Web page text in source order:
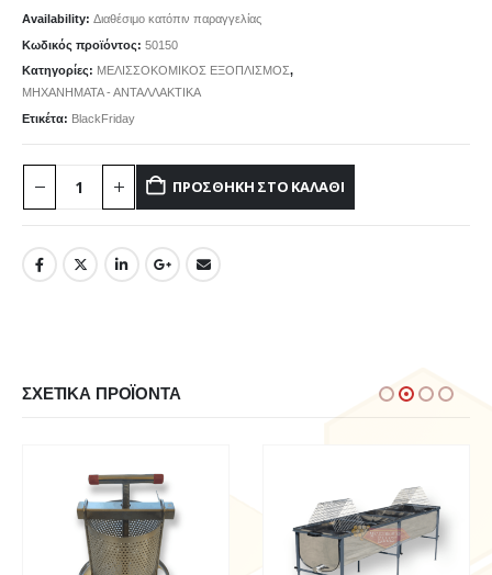
Availability: Διαθέσιμο κατόπιν παραγγελίας
Κωδικός προϊόντος: 50150
Κατηγορίες: ΜΕΛΙΣΣΟΚΟΜΙΚΟΣ ΕΞΟΠΛΙΣΜΟΣ,
ΜΗΧΑΝΗΜΑΤΑ - ΑΝΤΑΛΛΑΚΤΙΚΑ
Ετικέτα: BlackFriday
ΠΡΟΣΘΉΚΗ ΣΤΟ ΚΑΛΆΘΙ
ΣΧΕΤΙΚΆ ΠΡΟΪΌΝΤΑ